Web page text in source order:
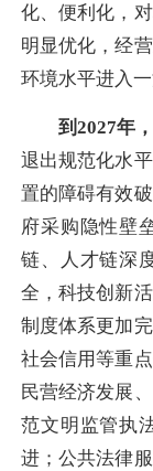
化、便利化，
明显优化，经
环境水平进入一
到2027年
退出规范化水
置的障碍有效
府采购隐性壁
链、人才链深
全，科技创新活
制度体系更加
社会信用等重
民营经济发展
范文明监管执
进；公共法律